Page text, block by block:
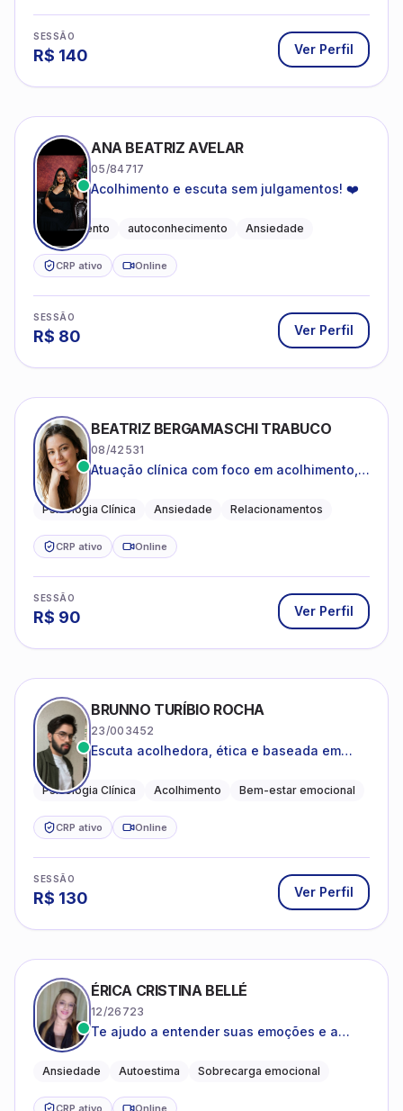
SESSÃO
R$ 140 Ver Perfil
ANA BEATRIZ AVELAR
05/84717
Acolhimento e escuta sem julgamentos! ❤️
Acolhimento autoconhecimento Ansiedade
CRP ativo Online
SESSÃO
R$ 80 Ver Perfil
BEATRIZ BERGAMASCHI TRABUCO
08/42531
Atuação clínica com foco em acolhimento,
Psicologia Clínica Ansiedade Relacionamentos
CRP ativo Online
SESSÃO
R$ 90 Ver Perfil
BRUNNO TURÍBIO ROCHA
23/003452
Escuta acolhedora, ética e baseada em
Psicologia Clínica Acolhimento Bem-estar emocional
CRP ativo Online
SESSÃO
R$ 130 Ver Perfil
ÉRICA CRISTINA BELLÉ
12/26723
Te ajudo a entender suas emoções e a
que você está vivendo
Ansiedade Autoestima Sobrecarga emocional
CRP ativo Online